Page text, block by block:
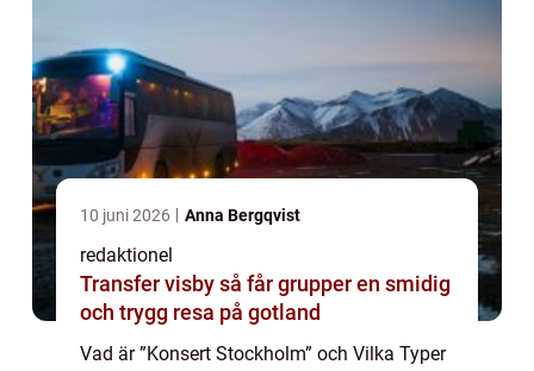
10 juni 2026 Anna Bergqvist
redaktionel
Transfer visby så får grupper en smidig
och trygg resa på gotland
Vad är ”Konsert Stockholm” och Vilka Typer